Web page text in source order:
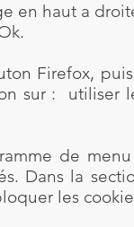
en haut a
Firefox,
sur : utiliser
de
Dans la
les